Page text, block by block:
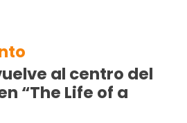
al centro del
“The Life of a